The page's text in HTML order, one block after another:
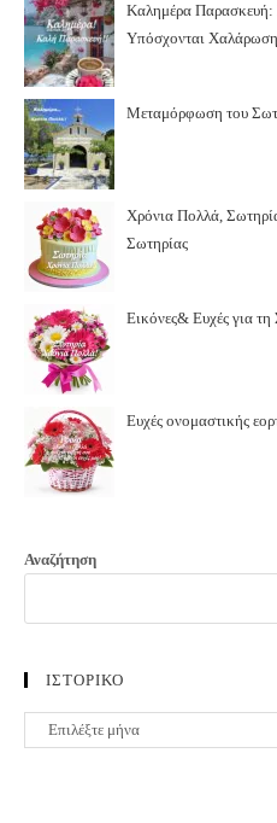
Καλημέρα Παρασκευή:
Υπόσχονται
Μεταμόρφωση του
Χρόνια Πολλά,
Σωτηρίας
Εικόνες& Ευχές για
Ευχές ονομαστικής
Αναζήτηση
ΙΣΤΟΡΙΚΟ
ΙΣΤΟΡΙΚΟ